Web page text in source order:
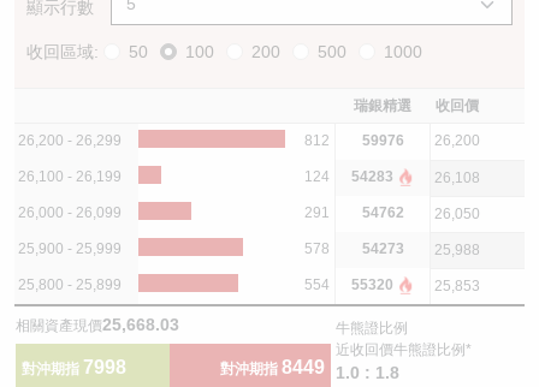
顯示行數
收回區域: 50 100 200 500 1000
瑞銀精選 收回價
26,200 - 26,299 812 59976 26,200
26,100 - 26,199 124 54283 26,108
26,000 - 26,099 291 54762 26,050
25,900 - 25,999 578 54273 25,988
25,800 - 25,899 554 55320 25,853
相關資產現價25,668.03
對沖期指 7998 對沖期指 8449
牛熊證比例
近收回價牛熊證比例*
1.0 : 1.8